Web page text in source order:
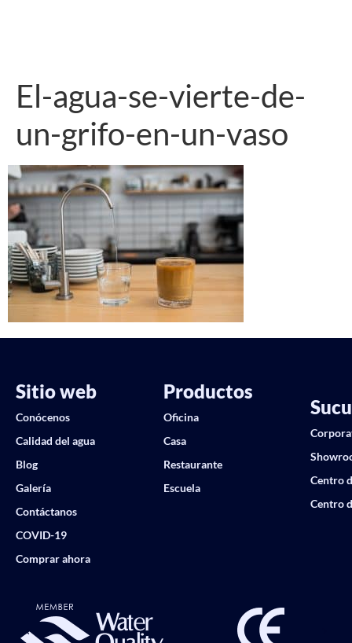
El-agua-se-vierte-de-
un-grifo-en-un-vaso
Sitio web
Conócenos
Calidad del agua
Blog
Galería
Contáctanos
COVID-19
Comprar ahora
Productos
Oficina
Casa
Restaurante
Escuela
Centro
Centro